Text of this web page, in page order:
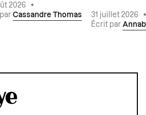
2026
•
Cassandre Thomas 31 juillet 2026
Écrit par